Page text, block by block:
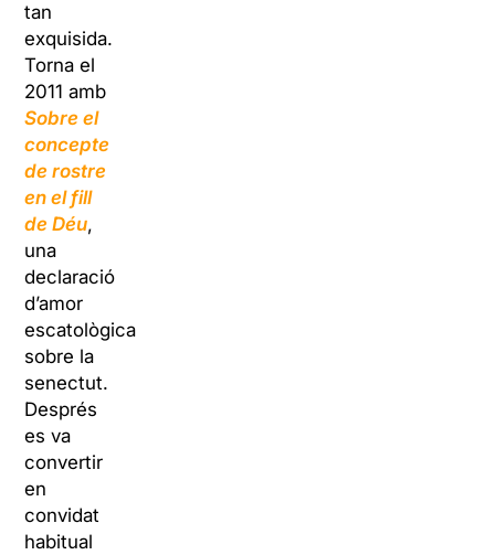
tan
exquisida.
Torna el
2011 amb
Sobre el
concepte
de rostre
en el fill
de Déu,
una
declaració
d’amor
escatològica
sobre la
senectut.
Després
es va
convertir
en
convidat
habitual